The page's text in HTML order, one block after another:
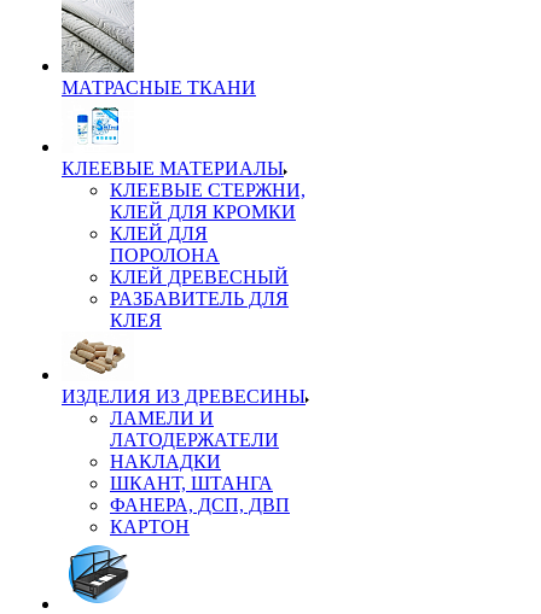
МАТРАСНЫЕ ТКАНИ
КЛЕЕВЫЕ МАТЕРИАЛЫ
КЛЕЕВЫЕ СТЕРЖНИ,
КЛЕЙ ДЛЯ КРОМКИ
КЛЕЙ ДЛЯ
ПОРОЛОНА
КЛЕЙ ДРЕВЕСНЫЙ
РАЗБАВИТЕЛЬ ДЛЯ
КЛЕЯ
ИЗДЕЛИЯ ИЗ ДРЕВЕСИНЫ
ЛАМЕЛИ И
ЛАТОДЕРЖАТЕЛИ
НАКЛАДКИ
ШКАНТ, ШТАНГА
ФАНЕРА, ДСП, ДВП
КАРТОН